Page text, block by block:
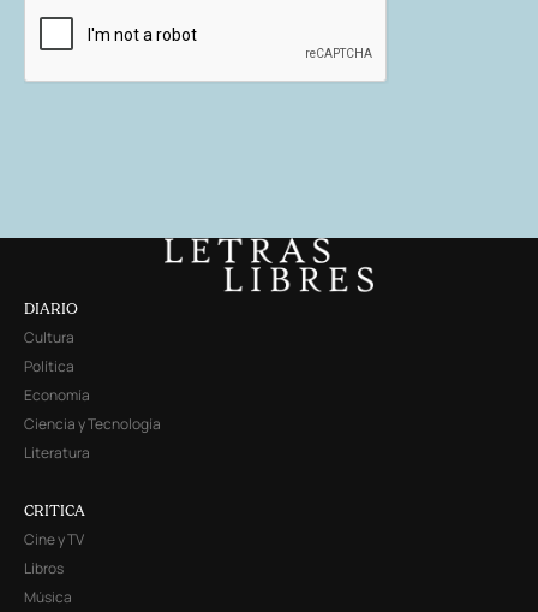
DIARIO
Cultura
Política
Economía
Ciencia y Tecnología
Literatura
CRITICA
Cine y TV
Libros
Música